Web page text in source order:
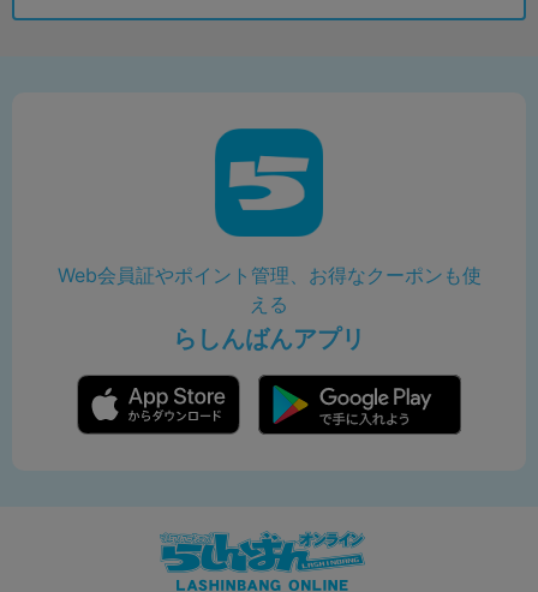
Web会員証やポイント管理、お得なクーポンも使
える
らしんばんアプリ